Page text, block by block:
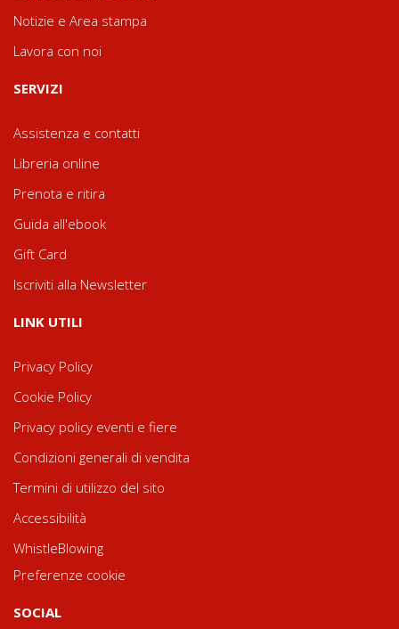
Notizie e Area stampa
Lavora con noi
SERVIZI
Assistenza e contatti
Libreria online
Prenota e ritira
Guida all'ebook
Gift Card
Iscriviti alla Newsletter
LINK UTILI
Privacy Policy
Cookie Policy
Privacy policy eventi e fiere
Condizioni generali di vendita
Termini di utilizzo del sito
Accessibilità
WhistleBlowing
Preferenze cookie
SOCIAL